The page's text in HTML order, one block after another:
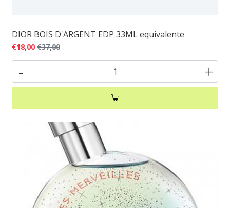
DIOR BOIS D'ARGENT EDP 33ML equivalente
€18,00 €37,00
- +